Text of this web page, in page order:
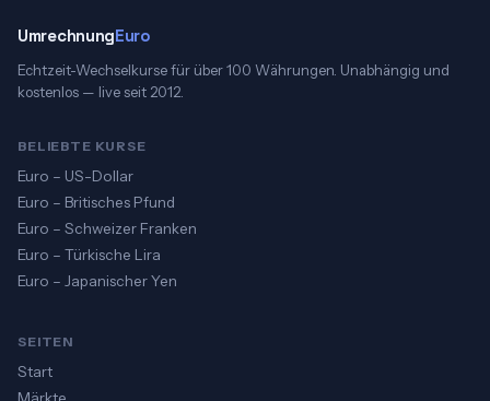
UmrechnungEuro
Echtzeit-Wechselkurse für über 100 Währungen. Unabhängig und
kostenlos — live seit 2012.
BELIEBTE KURSE
Euro – US-Dollar
Euro – Britisches Pfund
Euro – Schweizer Franken
Euro – Türkische Lira
Euro – Japanischer Yen
SEITEN
Start